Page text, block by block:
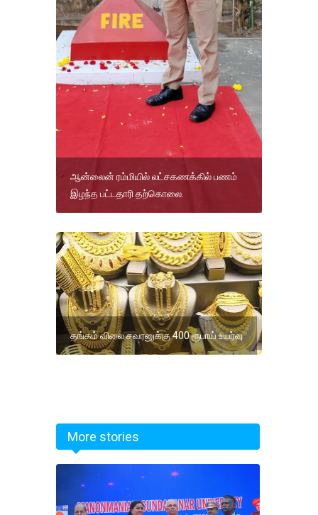
ஆன்லைன் ரம்மியில் லட்சகணக்கில் பணம்
இழந்த பட்டதாரி தற்கொலை.
தங்கம் விலை சவரனுக்கு 400 ரூபாய் உயர்வு
More stories